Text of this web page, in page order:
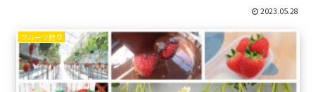
2023.05.28
フルーツ狩り